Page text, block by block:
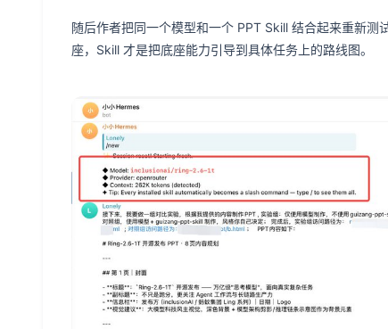
随后作者把同一个模型和一个 PPT Skill 结合起来重新
座，Skill 才是把底座能力引导到具体任务上的路线图。